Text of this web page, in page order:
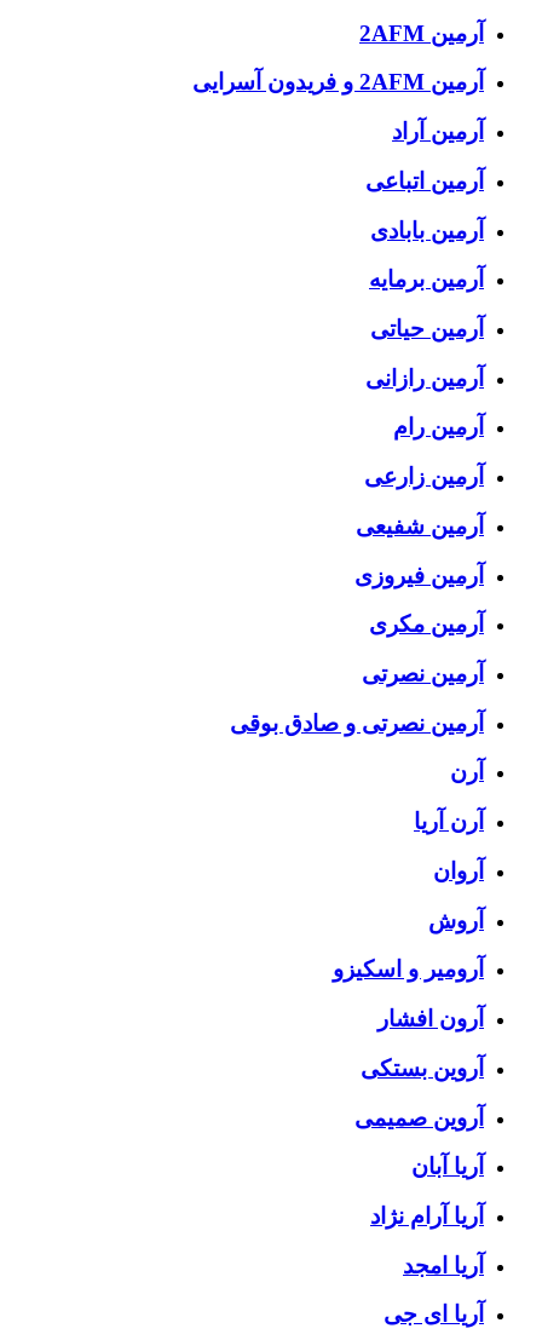
آرمین 2AFM
آرمین 2AFM و فریدون آسرایی
آرمین آراد
آرمین اتباعی
آرمین بابادی
آرمین برمایه
آرمین حیاتی
آرمین رازانی
آرمین رام
آرمین زارعی
آرمین شفیعی
آرمین فیروزی
آرمین مکری
آرمین نصرتی
آرمین نصرتی و صادق بوقی
آرن
آرن آریا
آروان
آروش
آرومیر و اسکیزو
آرون افشار
آروین بستکی
آروین صمیمی
آریا آبان
آریا آرام نژاد
آریا امجد
آریا ای جی